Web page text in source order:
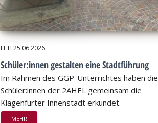
ELTI 25.06.2026
Schüler:innen gestalten eine Stadtführung
Im Rahmen des GGP-Unterrichtes haben die
Schüler:innen der 2AHEL gemeinsam die
Klagenfurter Innenstadt erkundet.
MEHR